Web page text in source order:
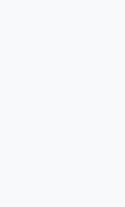
Testing for